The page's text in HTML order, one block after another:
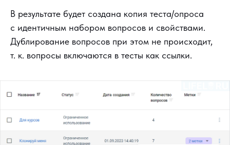
В результате будет создана копия теста/опроса
с идентичным набором вопросов и свойствами.
Дублирование вопросов при этом не происходит,
т. к. вопросы включаются в тесты как ссылки.